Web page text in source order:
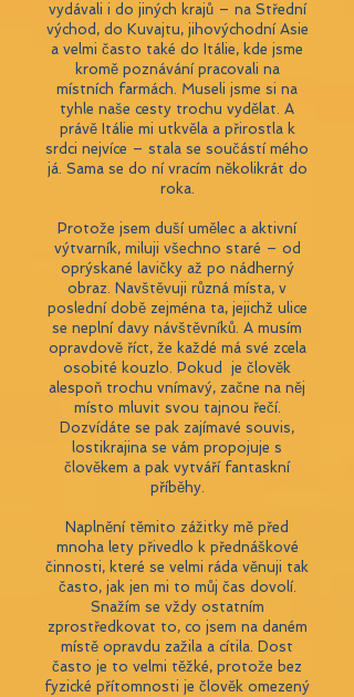
vydávali i do jiných krajů – na Střední
východ, do Kuvajtu, jihovýchodní Asie
a velmi často také do Itálie, kde jsme
kromě poznávání pracovali na
místních farmách. Museli jsme si na
tyhle naše cesty trochu vydělat. A
právě Itálie mi utkvěla a přirostla k
srdci nejvíce – stala se součástí mého
já. Sama se do ní vracím několikrát do
roka.
Protože jsem duší umělec a aktivní
výtvarník, miluji všechno staré – od
oprýskané lavičky až po nádherný
obraz. Navštěvuji různá místa, v
poslední době zejména ta, jejichž ulice
se neplní davy návštěvníků. A musím
opravdově říct, že každé má své zcela
osobité kouzlo. Pokud je člověk
alespoň trochu vnímavý, začne na něj
místo mluvit svou tajnou řečí.
Dozvídáte se pak zajímavé souvis,
lostikrajina se vám propojuje s
člověkem a pak vytváří fantaskní
příběhy.
Naplnění těmito zážitky mě před
mnoha lety přivedlo k přednáškové
činnosti, které se velmi ráda věnuji tak
často, jak jen mi to můj čas dovolí.
Snažím se vždy ostatním
zprostředkovat to, co jsem na daném
místě opravdu zažila a cítila. Dost
často je to velmi těžké, protože bez
fyzické přítomnosti je člověk omezený